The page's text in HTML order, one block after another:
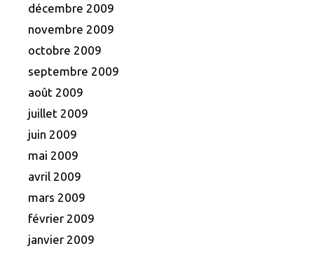
décembre 2009
novembre 2009
octobre 2009
septembre 2009
août 2009
juillet 2009
juin 2009
mai 2009
avril 2009
mars 2009
février 2009
janvier 2009